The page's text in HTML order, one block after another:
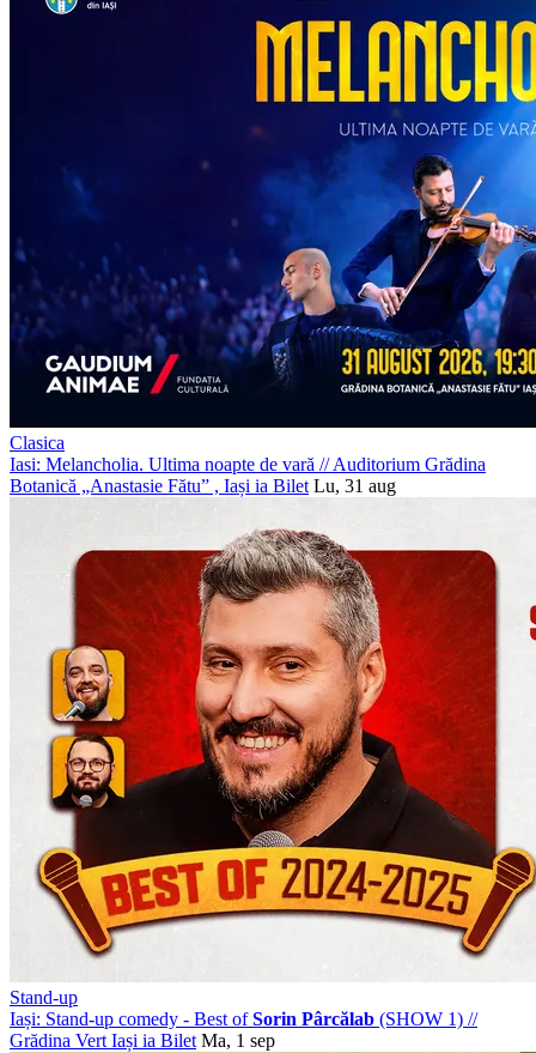
Clasica
Iasi: Melancholia. Ultima noapte de vară //Auditorium Grădina
Botanică „Anastasie Fătu” , Iași ia Bilet Lu, 31 aug
Stand-up
Iași: Stand-up comedy - Best ofSorin Pârcălab (SHOW 1) //
Grădina Vert Iași ia Bilet Ma, 1 sep